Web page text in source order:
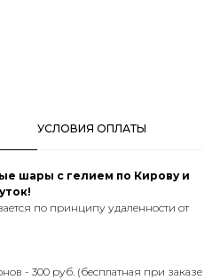
УСЛОВИЯ ОПЛАТЫ
шары с гелием по Кирову и
по принципу удаленности от
- 300 руб. (бесплатная при заказе